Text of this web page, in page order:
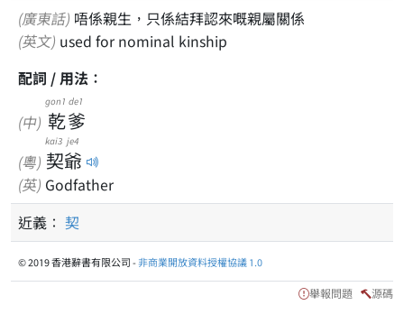
(廣東話) 唔係親生，只係結拜認來嘅親屬關係
(英文) used for nominal kinship
配詞 / 用法：
(中) 乾
gon1
爹
de1
(粵) 契
kai3
爺
je4
(英) Godfather
近義： 契
© 2019 香港辭書有限公司 -非商業開放資料授權協議 1.0
舉報問題 源碼